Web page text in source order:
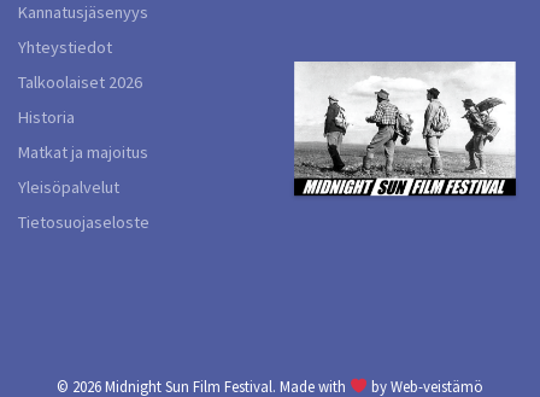
Kannatusjäsenyys
Yhteystiedot
Talkoolaiset 2026
Historia
Matkat ja majoitus
Yleisöpalvelut
Tietosuojaseloste
© 2026Midnight Sun Film Festival. Made with byWeb-veistämö